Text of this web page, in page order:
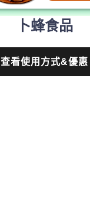
卜蜂食品
查看使用方式&優惠